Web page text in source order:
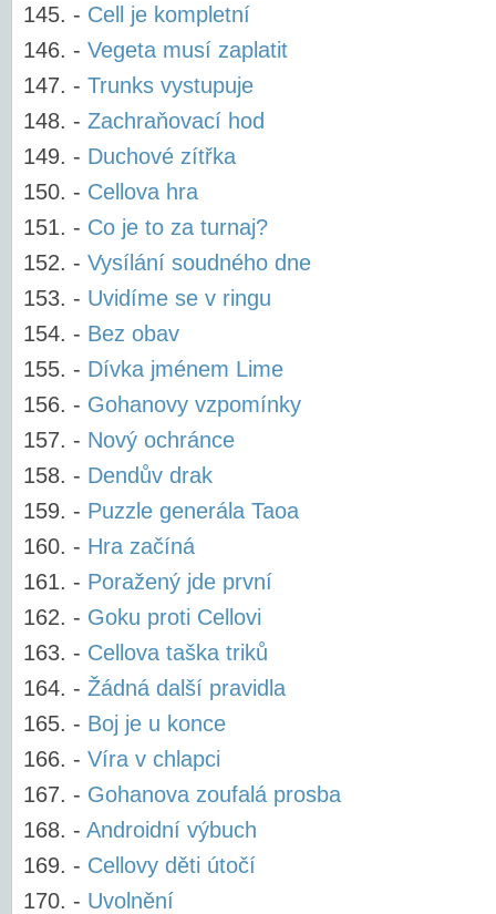
- Cell je kompletní
- Vegeta musí zaplatit
- Trunks vystupuje
- Zachraňovací hod
- Duchové zítřka
- Cellova hra
- Co je to za turnaj?
- Vysílání soudného dne
- Uvidíme se v ringu
- Bez obav
- Dívka jménem Lime
- Gohanovy vzpomínky
- Nový ochránce
- Dendův drak
- Puzzle generála Taoa
- Hra začíná
- Poražený jde první
- Goku proti Cellovi
- Cellova taška triků
- Žádná další pravidla
- Boj je u konce
- Víra v chlapci
- Gohanova zoufalá prosba
- Androidní výbuch
- Cellovy děti útočí
- Uvolnění